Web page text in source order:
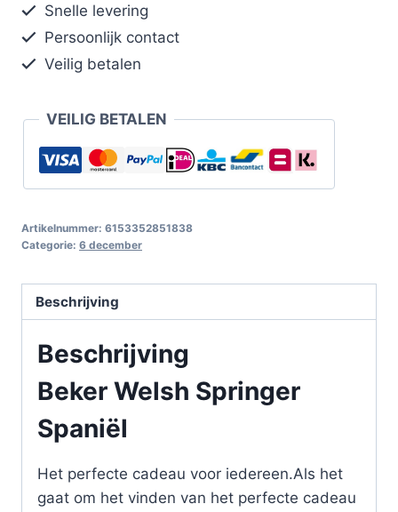
Snelle levering
Persoonlijk contact
Veilig betalen
VEILIG BETALEN
Artikelnummer: 6153352851838
Categorie: 6 december
Beschrijving
Beschrijving
Beker Welsh Springer
Spaniël
Het perfecte cadeau voor iedereen.Als het
gaat om het vinden van het perfecte cadeau